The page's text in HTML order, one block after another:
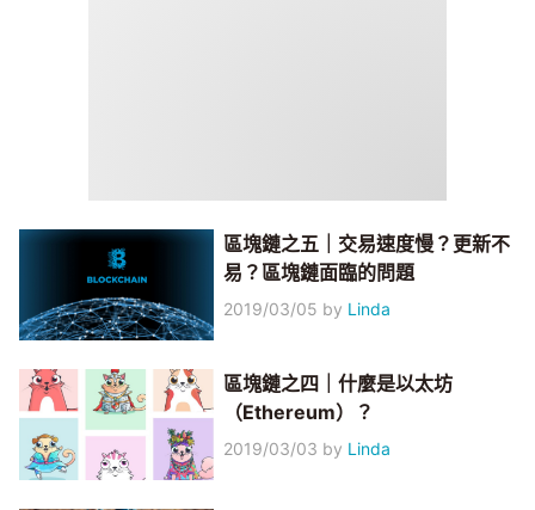
區塊鏈之五｜交易速度慢？更新不
易？區塊鏈面臨的問題
2019/03/05 by Linda
區塊鏈之四｜什麼是以太坊
（Ethereum）？
2019/03/03 by Linda